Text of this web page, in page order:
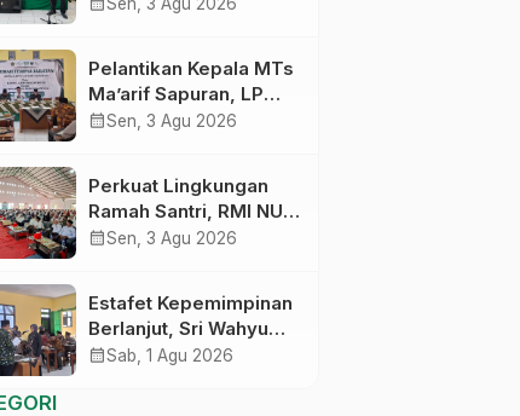
Pelantikan Kepala MTs
Ma’arif Sapuran, LP
Ma’arif NU Wonosobo
Kepemimpinan
Nahdliyah
calendar_monthSen, 3 Agu 2026
Perkuat Lingkungan
Ramah Santri, RMI NU
Gelar ‘Sambang
calendar_monthSen, 3 Agu 2026
Estafet Kepemimpinan
Berlanjut, Sri Wahyu
Susilowati Resmi
calendar_monthSab, 1 Agu 2026